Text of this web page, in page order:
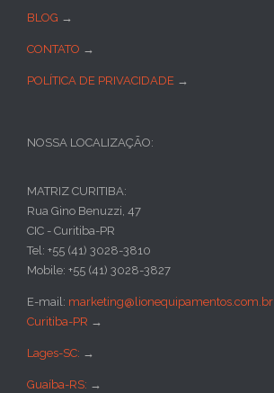
BLOG →
CONTATO →
POLÍTICA DE PRIVACIDADE →
NOSSA LOCALIZAÇÃO:
MATRIZ CURITIBA:
Rua Gino Benuzzi, 47
CIC - Curitiba-PR
Tel: +55 (41) 3028-3810
Mobile: +55 (41) 3028-3827
E-mail: marketing@lionequipamentos.com.br
Curitiba-PR →
Lages-SC: →
Guaíba-RS: →